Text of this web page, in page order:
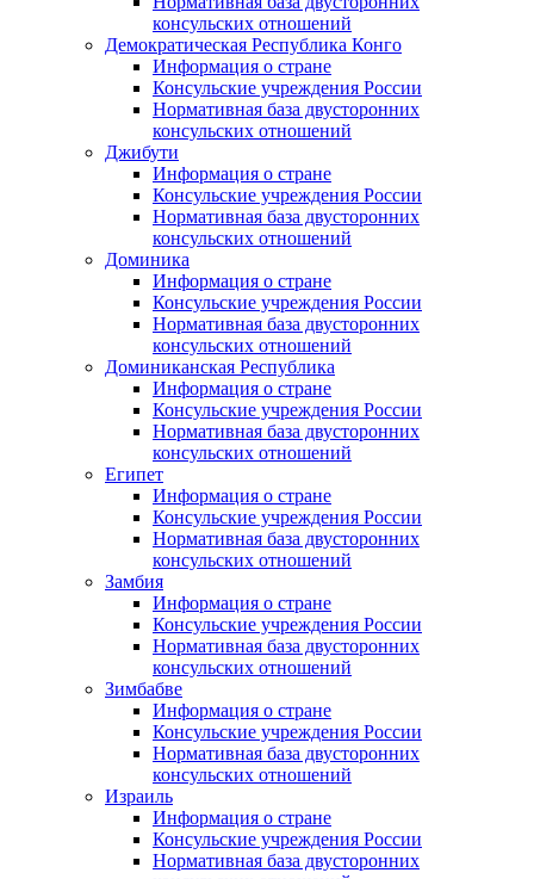
консульских отношений
Демократическая Республика Конго
Информация о стране
Консульские учреждения России
Нормативная база двусторонних
консульских отношений
Джибути
Информация о стране
Консульские учреждения России
Нормативная база двусторонних
консульских отношений
Доминика
Информация о стране
Консульские учреждения России
Нормативная база двусторонних
консульских отношений
Доминиканская Республика
Информация о стране
Консульские учреждения России
Нормативная база двусторонних
консульских отношений
Египет
Информация о стране
Консульские учреждения России
Нормативная база двусторонних
консульских отношений
Замбия
Информация о стране
Консульские учреждения России
Нормативная база двусторонних
консульских отношений
Зимбабве
Информация о стране
Консульские учреждения России
Нормативная база двусторонних
консульских отношений
Израиль
Информация о стране
Консульские учреждения России
Нормативная база двусторонних